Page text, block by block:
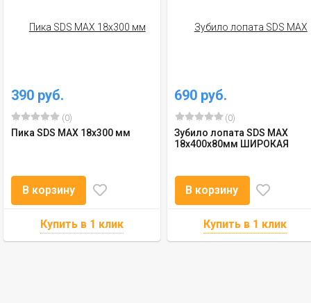
390 руб.
(0)
Пика SDS MAX 18x300 мм
В корзину
690 руб.
(0)
Зубило лопата SDS MAX
18x400x80мм ШИРОКАЯ
В корзину